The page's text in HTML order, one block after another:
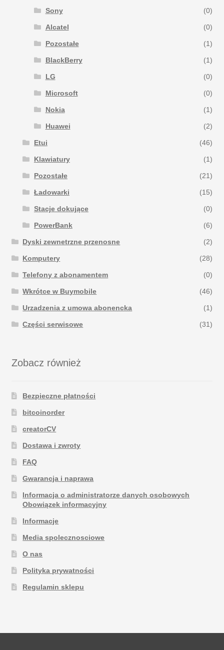
Sony (0)
Alcatel (0)
Pozostałe (1)
BlackBerry (1)
LG (0)
Microsoft (0)
Nokia (1)
Huawei (2)
Etui (46)
Klawiatury (1)
Pozostałe (21)
Ładowarki (15)
Stacje dokujące (0)
PowerBank (6)
Dyski zewnetrzne przenosne (2)
Komputery (28)
Telefony z abonamentem (0)
Wkrótce w Buymobile (46)
Urzadzenia z umowa abonencka (1)
Części serwisowe (31)
Zobacz również
Bezpieczne płatności
bitcoinorder
creatorCV
Dostawa i zwroty
FAQ
Gwarancja i naprawa
Informacja o administratorze danych osobowych
Obowiązek informacyjny
Informacje
Media spolecznosciowe
O nas
Polityka prywatności
Regulamin sklepu